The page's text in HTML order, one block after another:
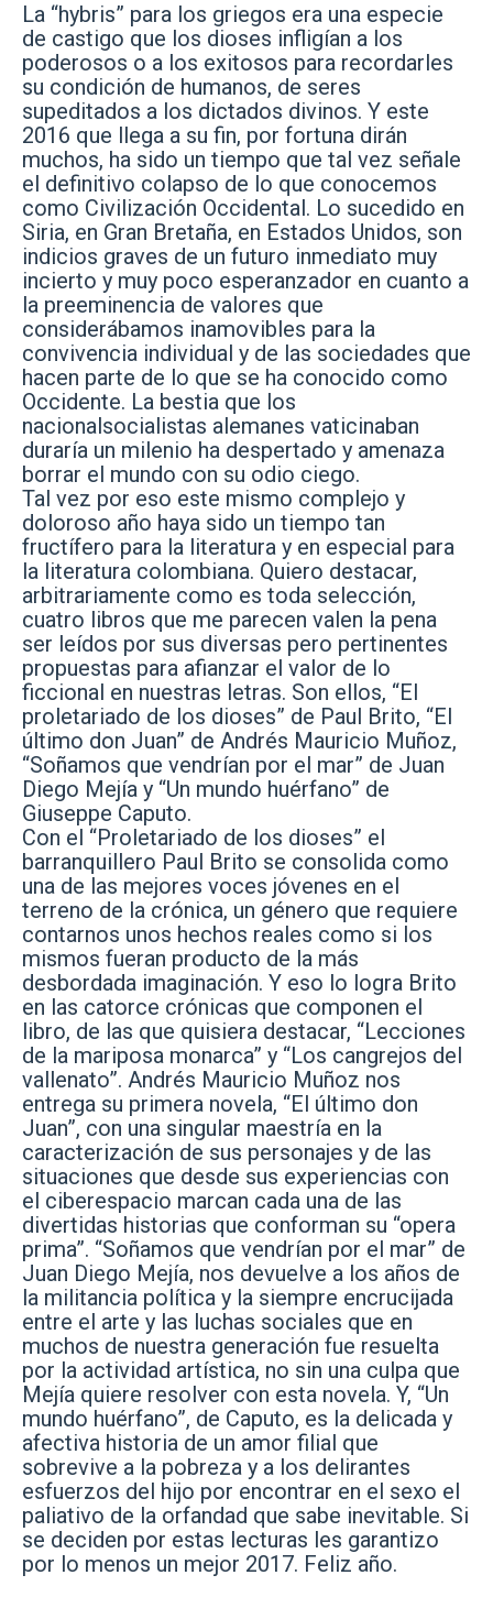
La “hybris” para los griegos era una especie
de castigo que los dioses infligían a los
poderosos o a los exitosos para recordarles
su condición de humanos, de seres
supeditados a los dictados divinos. Y este
2016 que llega a su fin, por fortuna dirán
muchos, ha sido un tiempo que tal vez señale
el definitivo colapso de lo que conocemos
como Civilización Occidental. Lo sucedido en
Siria, en Gran Bretaña, en Estados Unidos, son
indicios graves de un futuro inmediato muy
incierto y muy poco esperanzador en cuanto a
la preeminencia de valores que
considerábamos inamovibles para la
convivencia individual y de las sociedades que
hacen parte de lo que se ha conocido como
Occidente. La bestia que los
nacionalsocialistas alemanes vaticinaban
duraría un milenio ha despertado y amenaza
borrar el mundo con su odio ciego.
Tal vez por eso este mismo complejo y
doloroso año haya sido un tiempo tan
fructífero para la literatura y en especial para
la literatura colombiana. Quiero destacar,
arbitrariamente como es toda selección,
cuatro libros que me parecen valen la pena
ser leídos por sus diversas pero pertinentes
propuestas para afianzar el valor de lo
ficcional en nuestras letras. Son ellos, “El
proletariado de los dioses” de Paul Brito, “El
último don Juan” de Andrés Mauricio Muñoz,
“Soñamos que vendrían por el mar” de Juan
Diego Mejía y “Un mundo huérfano” de
Giuseppe Caputo.
Con el “Proletariado de los dioses” el
barranquillero Paul Brito se consolida como
una de las mejores voces jóvenes en el
terreno de la crónica, un género que requiere
contarnos unos hechos reales como si los
mismos fueran producto de la más
desbordada imaginación. Y eso lo logra Brito
en las catorce crónicas que componen el
libro, de las que quisiera destacar, “Lecciones
de la mariposa monarca” y “Los cangrejos del
vallenato”. Andrés Mauricio Muñoz nos
entrega su primera novela, “El último don
Juan”, con una singular maestría en la
caracterización de sus personajes y de las
situaciones que desde sus experiencias con
el ciberespacio marcan cada una de las
divertidas historias que conforman su “opera
prima”. “Soñamos que vendrían por el mar” de
Juan Diego Mejía, nos devuelve a los años de
la militancia política y la siempre encrucijada
entre el arte y las luchas sociales que en
muchos de nuestra generación fue resuelta
por la actividad artística, no sin una culpa que
Mejía quiere resolver con esta novela. Y, “Un
mundo huérfano”, de Caputo, es la delicada y
afectiva historia de un amor filial que
sobrevive a la pobreza y a los delirantes
esfuerzos del hijo por encontrar en el sexo el
paliativo de la orfandad que sabe inevitable. Si
se deciden por estas lecturas les garantizo
por lo menos un mejor 2017. Feliz año.